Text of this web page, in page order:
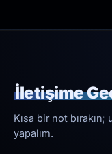
İletişime
Kısa bir not
yapalım.